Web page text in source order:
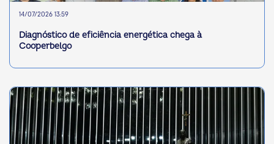
14/07/2026 13:59
Diagnóstico de eficiência energética chega à
Cooperbelgo